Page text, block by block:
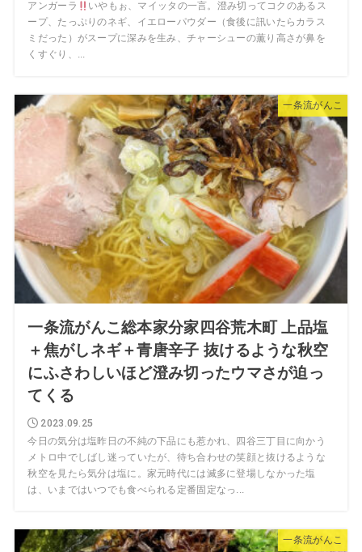
アンガーラ
いやもぉ、マイッタの一言。澄み切ってコクのあるス
ープ、たっぷりのネギ、イエローパウダー（食後に訊いたらカラス
ミだった）がスープに深みを生み、チャーシューの薫り高さが鼻を
くすぐり、...
一条流がんこ
一条流がんこ総本家分家四谷荒木町 上品塩
＋焦がしネギ＋青唐辛子 抜けるような秋空
にふさわしいほど澄み切ったウマさが迫っ
てくる
2023.09.25
今日の気分は塩昨日の不純の下品にも惹かれ、四谷三丁目に向かう
メトロ中でしばし迷っていたが、待ち合わせの笑顔と抜けるような
秋空を見たら気分は塩に。家元時代には滅多に登場しなかった塩
は、いまではいつでも食べられる定番固定なっ...
一条流がんこ